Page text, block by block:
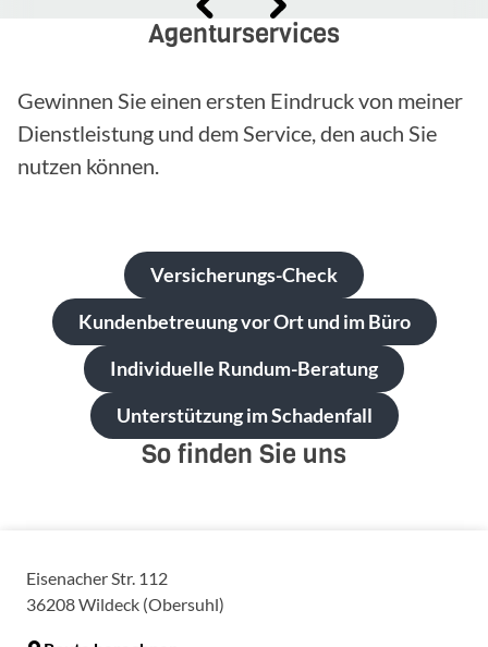
Agenturservices
Gewinnen Sie einen ersten Eindruck von meiner
Dienstleistung und dem Service, den auch Sie
nutzen können.
Versicherungs-Check
Kundenbetreuung vor Ort und im Büro
Individuelle Rundum-Beratung
Unterstützung im Schadenfall
So finden Sie uns
Eisenacher Str. 112
36208Wildeck (Obersuhl)